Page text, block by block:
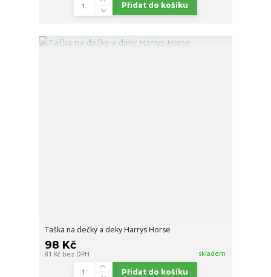
Přidat do košíku
Taška na dečky a deky Harrys Horse
98 Kč
81 Kč bez DPH skladem
Přidat do košíku